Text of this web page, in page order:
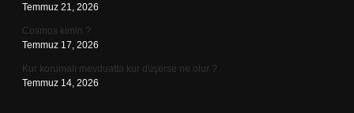
Temmuz 21, 2026
Cosmos kimin ?
Temmuz 17, 2026
Kur korumalı mevduatta kur düşerse ne olur ?
Temmuz 14, 2026